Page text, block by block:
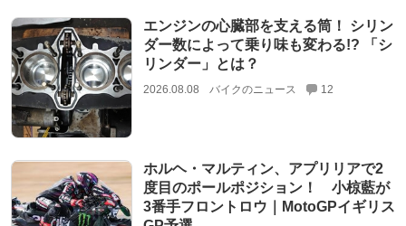
エンジンの心臓部を支える筒！ シリン
ダー数によって乗り味も変わる!? 「シ
リンダー」とは？
2026.08.08 バイクのニュース 12
ホルヘ・マルティン、アプリリアで2
度目のポールポジション！ 小椋藍が
3番手フロントロウ｜MotoGPイギリス